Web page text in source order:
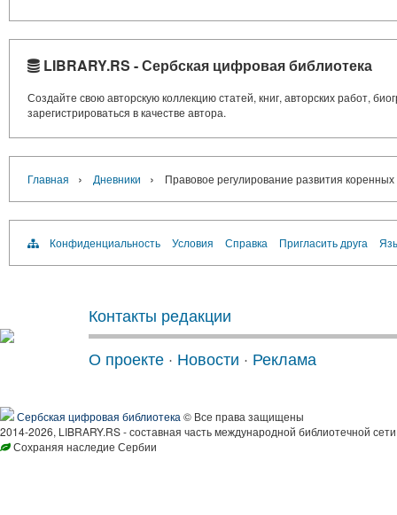
LIBRARY.RS - Сербская цифровая библиотека
Создайте свою авторскую коллекцию статей, книг, авторских работ,
зарегистрироваться в качестве автора.
Главная › Дневники › Правовое регулирование развития
Конфиденциальность Условия Справка Пригласить друга
Контакты редакции
О проекте · Новости · Реклама
Сербская цифровая библиотека © Все права защищены
2014-2026, LIBRARY.RS - составная часть международной библиотечной
Сохраняя наследие Сербии